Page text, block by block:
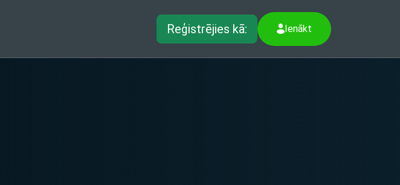
Reģistrējies kā: Ienākt